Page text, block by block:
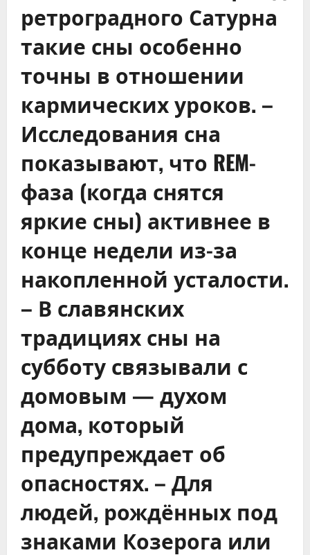
ретроградного Сатурна
такие сны особенно
точны в отношении
кармических уроков. –
Исследования сна
показывают, что REM-
фаза (когда снятся
яркие сны) активнее в
конце недели из-за
накопленной усталости.
– В славянских
традициях сны на
субботу связывали с
домовым — духом
дома, который
предупреждает об
опасностях. – Для
людей, рождённых под
знаками Козерога или